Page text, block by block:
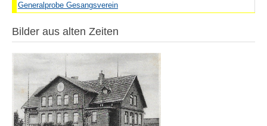
Generalprobe Gesangsverein
Bilder aus alten Zeiten